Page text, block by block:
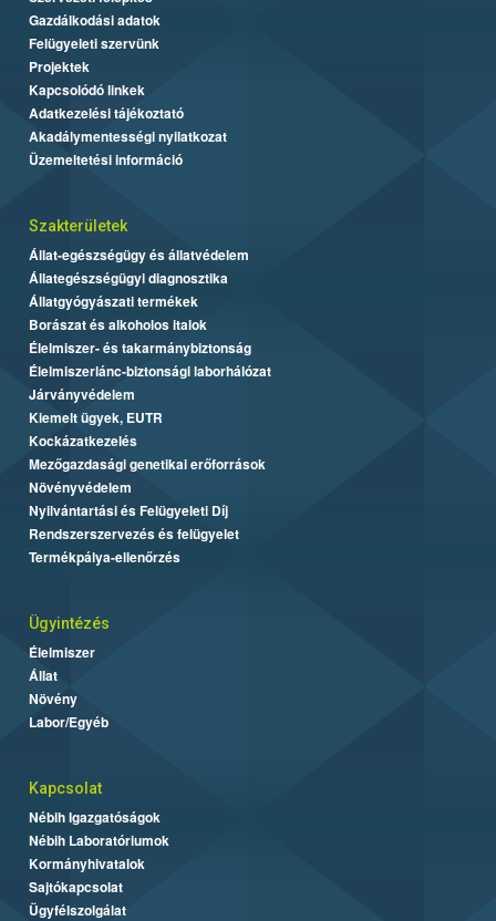
Gazdálkodási adatok
Felügyeleti szervünk
Projektek
Kapcsolódó linkek
Adatkezelési tájékoztató
Akadálymentességi nyilatkozat
Üzemeltetési információ
Szakterületek
Állat-egészségügy és állatvédelem
Állategészségügyi diagnosztika
Állatgyógyászati termékek
Borászat és alkoholos italok
Élelmiszer- és takarmánybiztonság
Élelmiszerlánc-biztonsági laborhálózat
Járványvédelem
Kiemelt ügyek, EUTR
Kockázatkezelés
Mezőgazdasági genetikai erőforrások
Növényvédelem
Nyilvántartási és Felügyeleti Díj
Rendszerszervezés és felügyelet
Termékpálya-ellenőrzés
Ügyintézés
Élelmiszer
Állat
Növény
Labor/Egyéb
Kapcsolat
Nébih Igazgatóságok
Nébih Laboratóriumok
Kormányhivatalok
Sajtókapcsolat
Ügyfélszolgálat